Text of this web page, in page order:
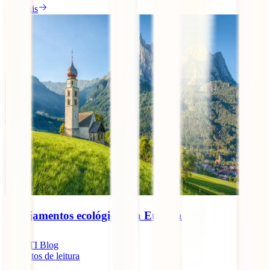
Ler mais
5 alojamentos ecológicos na Europa
IATI Blog
minutos de leitura